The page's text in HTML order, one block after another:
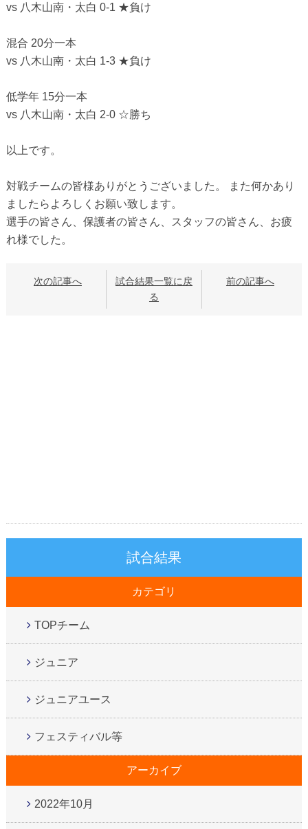
vs 八木山南・太白 0-1 ★負け
混合 20分一本
vs 八木山南・太白 1-3 ★負け
低学年 15分一本
vs 八木山南・太白 2-0 ☆勝ち
以上です。
対戦チームの皆様ありがとうございました。 また何かあり
ましたらよろしくお願い致します。
選手の皆さん、保護者の皆さん、スタッフの皆さん、お疲
れ様でした。
次の記事へ
試合結果一覧に戻
る
前の記事へ
試合結果
カテゴリ
TOPチーム
ジュニア
ジュニアユース
フェスティバル等
アーカイブ
2022年10月